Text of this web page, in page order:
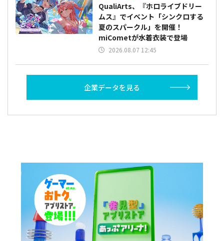
QualiArts、『ホロライブドリー
ムス』でイベント「シンクロする
夏のスパークル」を開催！
miCometが水着衣装で登場
2026.08.07 12:45
企業データを見る